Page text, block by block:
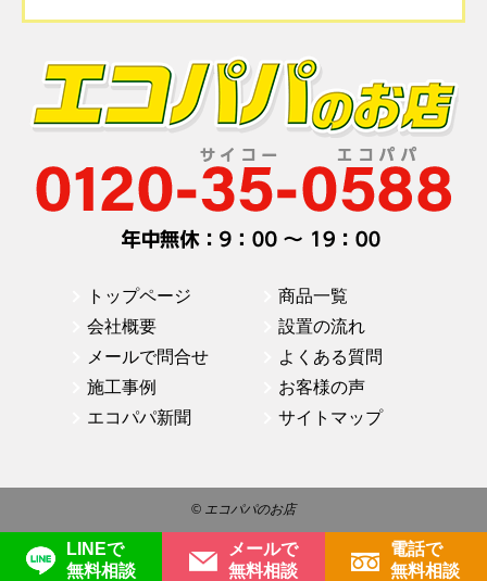
トップページ
商品一覧
会社概要
設置の流れ
メールで問合せ
よくある質問
施工事例
お客様の声
エコパパ新聞
サイトマップ
© エコパパのお店
LINEで
無料相談
メールで
無料相談
電話で
無料相談